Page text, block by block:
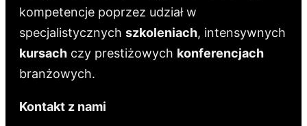
kompetencje poprzez udział w
specjalistycznych szkoleniach, intensywnych
kursach czy prestiżowych konferencjach
branżowych.
Kontakt z nami